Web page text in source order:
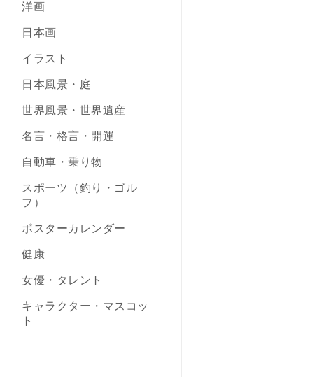
洋画
日本画
イラスト
日本風景・庭
世界風景・世界遺産
名言・格言・開運
自動車・乗り物
スポーツ（釣り・ゴル
フ）
ポスターカレンダー
健康
女優・タレント
キャラクター・マスコッ
ト